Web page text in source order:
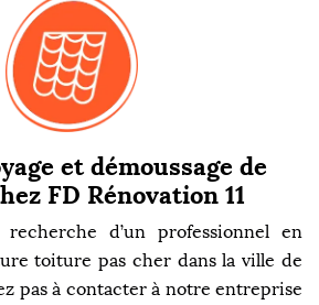
et démoussage de
FD Rénovation 11
d’un professionnel en
toiture pas cher dans la ville de
pas à contacter à notre entreprise